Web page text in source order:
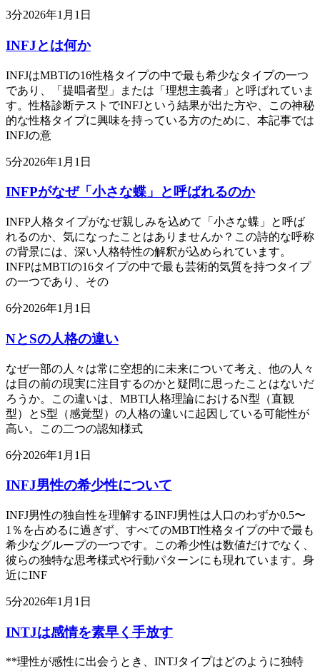
3分2026年1月1日
INFJとは何か
INFJはMBTIの16性格タイプの中で最も希少なタイプの一つ
であり、「提唱者型」または「理想主義者」と呼ばれていま
す。性格診断テストでINFJという結果が出た方や、この神秘
的な性格タイプに興味を持っている方のために、本記事では
INFJの意
5分2026年1月1日
INFPがなぜ「小さな蝶」と呼ばれるのか
INFP人格タイプがなぜ親しみを込めて「小さな蝶」と呼ば
れるのか、気になったことはありませんか？この詩的な呼称
の背景には、深い人格特性の解釈が込められています。
INFPはMBTIの16タイプの中で最も芸術的気質を持つタイプ
の一つであり、その
6分2026年1月1日
NとSの人格の違い
なぜ一部の人々は常に空想的に未来について考え、他の人々
は目の前の現実に注目するのかと疑問に思ったことはないだ
ろうか。この違いは、MBTI人格理論におけるN型（直観
型）とS型（感覚型）の人格の違いに起因している可能性が
高い。この二つの認知様式
6分2026年1月1日
INFJ男性の希少性について
INFJ男性の独自性を理解するINFJ男性は人口のわずか0.5〜
1％を占めるに過ぎず、すべてのMBTI性格タイプの中で最も
希少なグループの一つです。この希少性は数値だけでなく、
彼らの独特な思考様式や行動パターンにも現れています。身
近にINF
5分2026年1月1日
INTJは感情を素早く手放す
**理性が感性に出会うとき、INTJタイプはどのように独特